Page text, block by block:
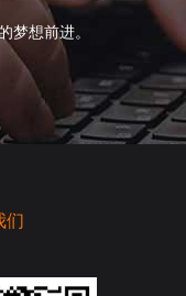
梦想前进。
们